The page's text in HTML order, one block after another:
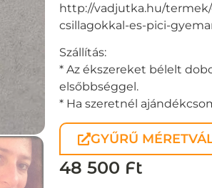
http://vadjutka.hu/
csillagokkal-es-pici-
Szállítás:
* Az ékszereket bélelt
elsőbbséggel.
* Ha szeretnél
GYŰRŰ
48 500 Ft